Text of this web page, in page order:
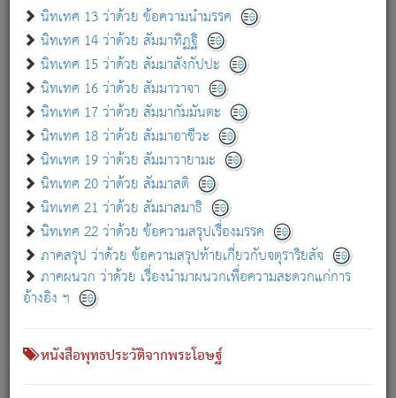
นิทเทศ 13 ว่าด้วย ข้อความนำมรรค
นิทเทศ 14 ว่าด้วย สัมมาทิฏฐิ
นิทเทศ 15 ว่าด้วย สัมมาสังกัปปะ
นิทเทศ 16 ว่าด้วย สัมมาวาจา
นิทเทศ 17 ว่าด้วย สัมมากัมมันตะ
นิทเทศ 18 ว่าด้วย สัมมาอาชีวะ
นิทเทศ 19 ว่าด้วย สัมมาวายามะ
นิทเทศ 20 ว่าด้วย สัมมาสติ
นิทเทศ 21 ว่าด้วย สัมมาสมาธิ
นิทเทศ 22 ว่าด้วย ข้อความสรุปเรื่องมรรค
ภาคสรุป ว่าด้วย ข้อความสรุปท้ายเกี่ยวกับจตุราริยสัจ
ภาคผนวก ว่าด้วย เรื่องนำมาผนวกเพื่อความสะดวกแก่การ
อ้างอิง ฯ
หนังสือพุทธประวัติจากพระโอษฐ์
เกี่ยวกับธรรมโฆษณ์ออนไลน์ (Disclaimer)
แม้ระบบ "ธรรมโฆษณ์ออนไลน์" พยายามปรับปรุงข้อมูลให้ถูกต้องมากที่สุด
ผู้ศึกษาก็พึงตรวจสอบกับตัวเล่มหนังสือต้นฉบับ ที่มีการพิมพ์ครั้งล่าสุด
ก่อนนำข้อมูลไปใช้ในการอ้างอิง"
เกี่ยวกับอัตถจารี|เกี่ยวกับการพัฒนา|แจ้งข้อผิดพลาด / แนะนำ
หนังสือที่เกี่ยวข้อง